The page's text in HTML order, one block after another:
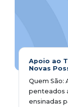
Apoio ao
Novas
Quem São:
penteados
ensinadas